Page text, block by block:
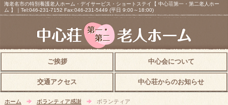
海老名市の特別養護老人ホーム・デイサービス・ショートステイ【 中心荘第一・第二老人ホー
ム 】｜Tel:046-231-7152 Fax:046-231-5449 (平日 9:00～18:00)
ご挨拶 中心会について
交通アクセス 中心荘からのお知らせ
ホーム ボランティア感謝 ボランティア